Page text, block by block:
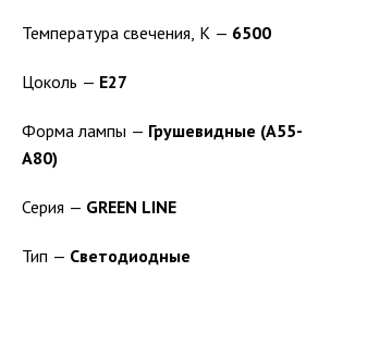
Температура свечения, K — 6500
Цоколь — Е27
Форма лампы — Грушевидные (А55-
А80)
Серия — GREEN LINE
Тип — Светодиодные